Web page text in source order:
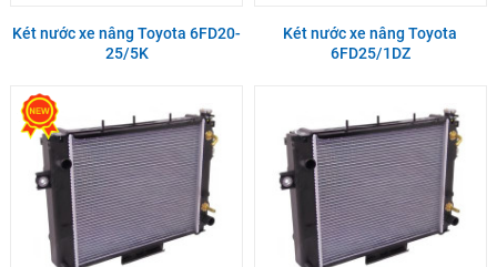
Két nước xe nâng Toyota 6FD20-
25/5K
Két nước xe nâng Toyota
6FD25/1DZ